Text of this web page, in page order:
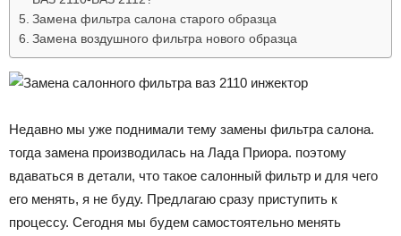
Замена фильтра салона старого образца
Замена воздушного фильтра нового образца
Недавно мы уже поднимали тему замены фильтра салона.
тогда замена производилась на Лада Приора. поэтому
вдаваться в детали, что такое салонный фильтр и для чего
его менять, я не буду. Предлагаю сразу приступить к
процессу. Сегодня мы будем самостоятельно менять